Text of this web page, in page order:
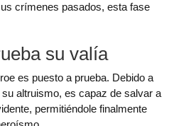
crímenes pasados, esta fase
su valía
es puesto a prueba. Debido a
altruismo, es capaz de salvar a
permitiéndole finalmente